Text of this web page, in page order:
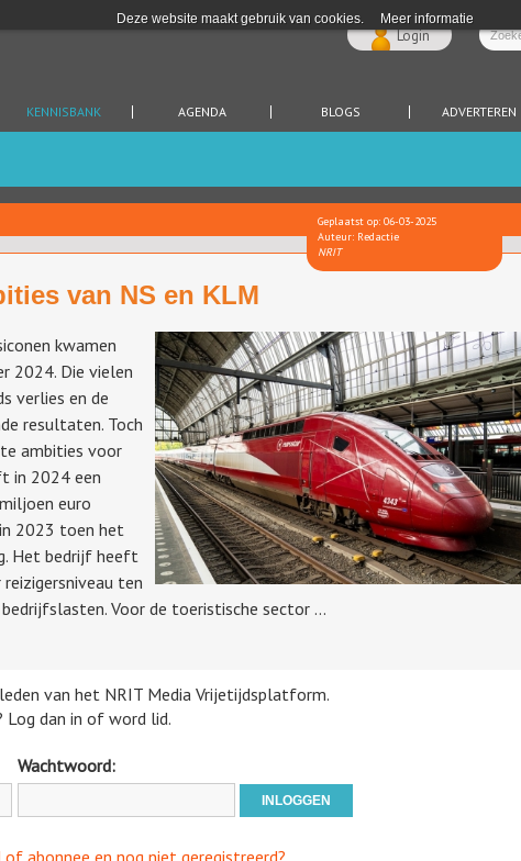
Deze website maakt gebruik van cookies. Meer informatie
Login
KENNISBANK AGENDA BLOGS ADVERTEREN
Geplaatst op: 06-03-2025
Auteur: Redactie
NRIT
van NS en KLM
kwamen
2024. Die vielen
verlies en de
resultaten. Toch
ambities voor
in 2024 een
euro
2023 toen het
Het bedrijf heeft
ten
Voor de toeristische sector ...
van het NRIT Media Vrijetijdsplatform.
dan in of word lid.
Wachtwoord:
of abonnee en nog niet geregistreerd?